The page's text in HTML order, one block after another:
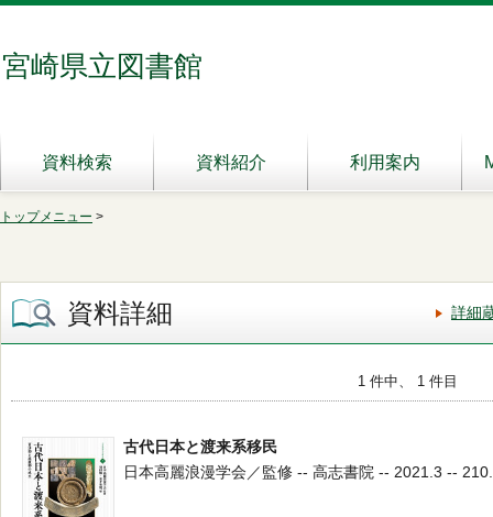
宮崎県立図書館
資料検索 資料紹介 利用案内
トップメニュー >
資料詳細 詳細
1 件中、 1 件目
古代日本と渡来系移民
日本高麗浪漫学会／監修 -- 高志書院 -- 2021.3 --